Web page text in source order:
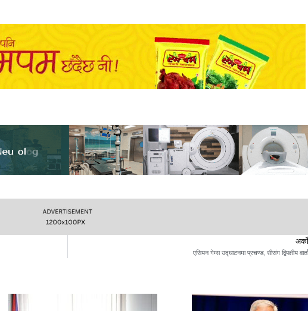
अर्को
एसियन गेम्स उद्घाटनमा प्रचण्ड, सीसंग द्विपक्षीय वार्ता